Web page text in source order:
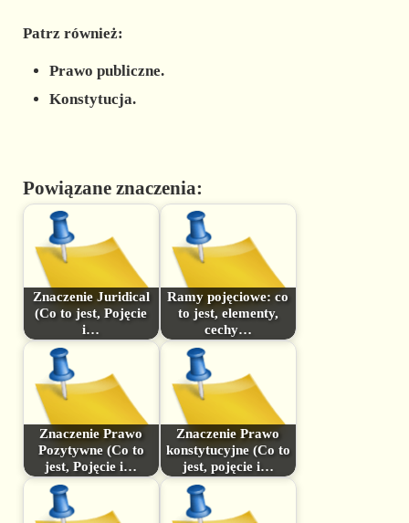
Patrz również:
Prawo publiczne.
Konstytucja.
Powiązane znaczenia:
Znaczenie Juridical
(Co to jest, Pojęcie
i…
Ramy pojęciowe: co
to jest, elementy,
cechy…
Znaczenie Prawo
Pozytywne (Co to
jest, Pojęcie i…
Znaczenie Prawo
konstytucyjne (Co to
jest, pojęcie i…